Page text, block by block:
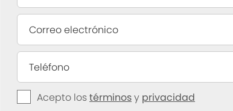
Acepto lostérminosy privacidad